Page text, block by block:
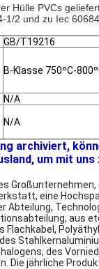
Hülle PVCs
2 und zu Iec
GB/T19216
B-Klasse 750ºC-
N/A
N/A
archiviert,
um mit
eine
aus
des
Die jährliche